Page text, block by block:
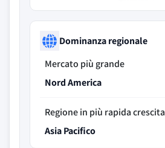
Dominanza regionale
Mercato più grande
Nord America
Regione in più rapida crescita
Asia Pacifico